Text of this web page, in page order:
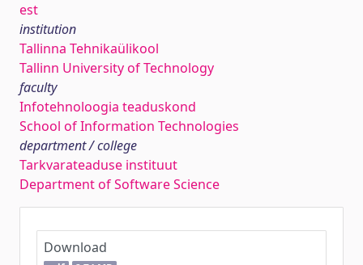
est
institution
Tallinna Tehnikaülikool
Tallinn University of Technology
faculty
Infotehnoloogia teaduskond
School of Information Technologies
department / college
Tarkvarateaduse instituut
Department of Software Science
Download